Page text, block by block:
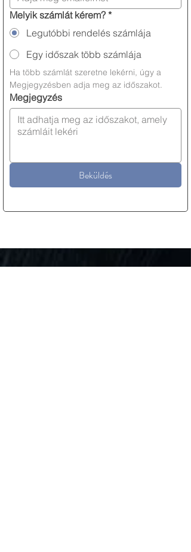
Melyik számlát kérem? *
Legutóbbi rendelés számlája
Egy időszak több számlája
Ha több számlát szeretne lekérni, úgy a
Megjegyzés
Beküldés